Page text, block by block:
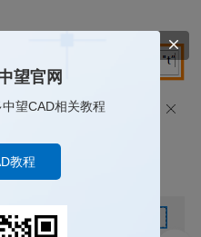
望官网
望CAD相关教程
教程